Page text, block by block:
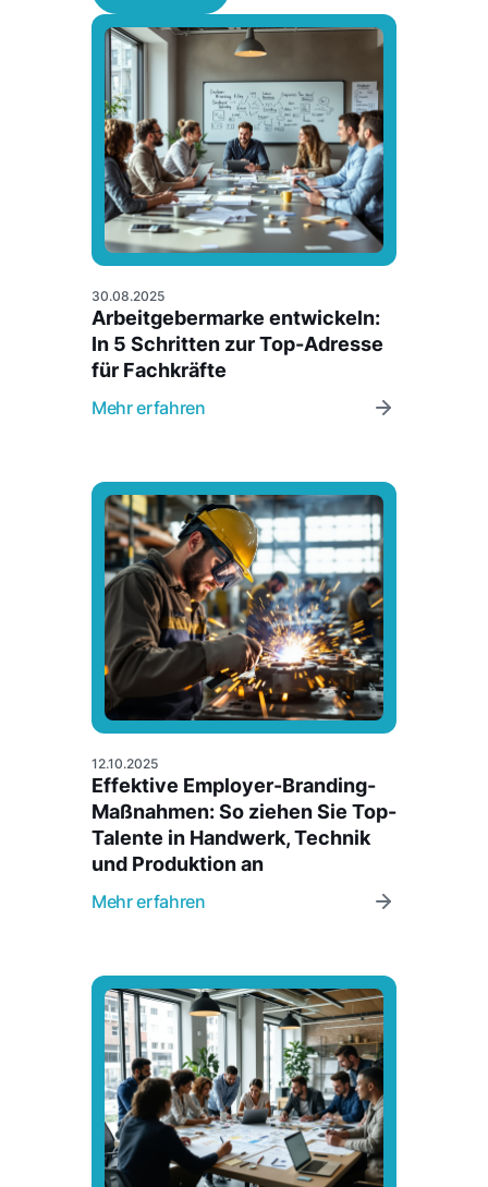
30.08.2025
Arbeitgebermarke entwickeln:
In 5 Schritten zur Top-Adresse
für Fachkräfte
Mehr erfahren
12.10.2025
Effektive Employer-Branding-
Maßnahmen: So ziehen Sie Top-
Talente in Handwerk, Technik
und Produktion an
Mehr erfahren